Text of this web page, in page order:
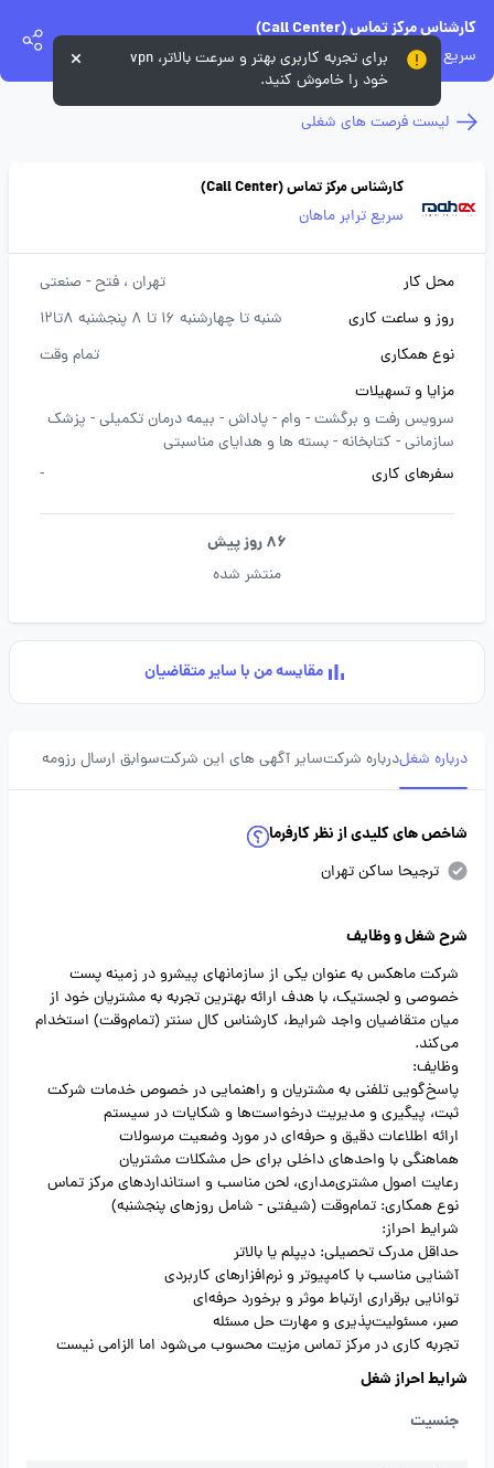
کارشناس مرکز تماس (Call Center)
سریع ترابر ماهان
لیست فرصت های شغلی
کارشناس مرکز تماس (Call Center)
سریع ترابر ماهان
محل کار تهران ، فتح - صنعتی
روز و ساعت کاری
شنبه تا چهارشنبه 16 تا 8 پنجشنبه 8تا12
نوع همکاری
تمام وقت
مزایا و تسهیلات
سرویس رفت و برگشت -وام -پاداش - بیمه درمان تکمیلی - پزشک
سازمانی - کتابخانه -بسته ها و هدایای مناسبتی
سفرهای کاری
-
86 روز پیش
منتشر شده
مقایسه من با سایر متقاضیان
درباره شغلدرباره شرکتسایر آگهی های این شرکتسوابق ارسال رزومه
شاخص های کلیدی از نظر کارفرما
ترجیحا ساکن تهران
شرح شغل و وظایف
شرکت ماهکس به عنوان یکی از سازمانهای پیشرو در زمینه پست
خصوصی و لجستیک، با هدف ارائه بهترین تجربه به مشتریان خود از
میان متقاضیان واجد شرایط، کارشناس کال سنتر (تمام‌وقت) استخدام
می‌کند.
وظایف:
پاسخ‌گویی تلفنی به مشتریان و راهنمایی در خصوص خدمات شرکت
ثبت، پیگیری و مدیریت درخواست‌ها و شکایات در سیستم
ارائه اطلاعات دقیق و حرفه‌ای در مورد وضعیت مرسولات
هماهنگی با واحدهای داخلی برای حل مشکلات مشتریان
رعایت اصول مشتری‌مداری، لحن مناسب و استانداردهای مرکز تماس
نوع همکاری: تمام‌وقت (شیفتی - شامل روزهای پنجشنبه)
شرایط احراز:
حداقل مدرک تحصیلی: دیپلم یا بالاتر
آشنایی مناسب با کامپیوتر و نرم‌افزارهای کاربردی
توانایی برقراری ارتباط موثر و برخورد حرفه‌ای
صبر، مسئولیت‌پذیری و مهارت حل مسئله
تجربه کاری در مرکز تماس مزیت محسوب می‌شود اما الزامی نیست
شرایط احراز شغل
جنسیت
برای تجربه کاربری بهتر و سرعت بالاتر، vpn
خود را خاموش کنید.